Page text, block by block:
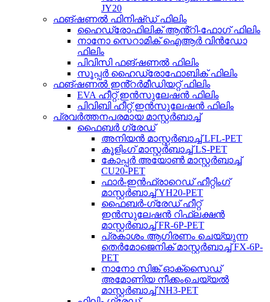
JY20
ഫങ്ഷണൽ ഫിനിഷ്ഡ് ഫിലിം
ഹൈഡ്രോഫിലിക് ആൻ്റി-ഫോഗ് ഫിലിം
നാനോ സെറാമിക് ഐആർ വിൻഡോ
ഫിലിം
പിവിസി ഫങ്ഷണൽ ഫിലിം
സൂപ്പർ ഹൈഡ്രോഫോബിക് ഫിലിം
ഫങ്ഷണൽ ഇൻ്റർമീഡിയറ്റ് ഫിലിം
EVA ഹീറ്റ് ഇൻസുലേഷൻ ഫിലിം
പിവിബി ഹീറ്റ് ഇൻസുലേഷൻ ഫിലിം
പ്രവർത്തനപരമായ മാസ്റ്റർബാച്ച്
ഫൈബർ ഗ്രേഡ്
അനിയൻ മാസ്റ്റർബാച്ച് LFL-PET
കൂളിംഗ് മാസ്റ്റർബാച്ച് LS-PET
കോപ്പർ അയോൺ മാസ്റ്റർബാച്ച്
CU20-PET
ഫാർ-ഇൻഫ്രാറെഡ് ഹീറ്റിംഗ്
മാസ്റ്റർബാച്ച് YH20-PET
ഫൈബർ-ഗ്രേഡ് ഹീറ്റ്
ഇൻസുലേഷൻ റിഫ്ലക്ഷൻ
മാസ്റ്റർബാച്ച് FR-6P-PET
പ്രകാശം ആഗിരണം ചെയ്യുന്ന
തെർമോജെനിക് മാസ്റ്റർബാച്ച് FX-6P-
PET
നാനോ സിങ്ക് ഓക്സൈഡ്
അമോണിയ നീക്കംചെയ്യൽ
മാസ്റ്റർബാച്ച് NH3-PET